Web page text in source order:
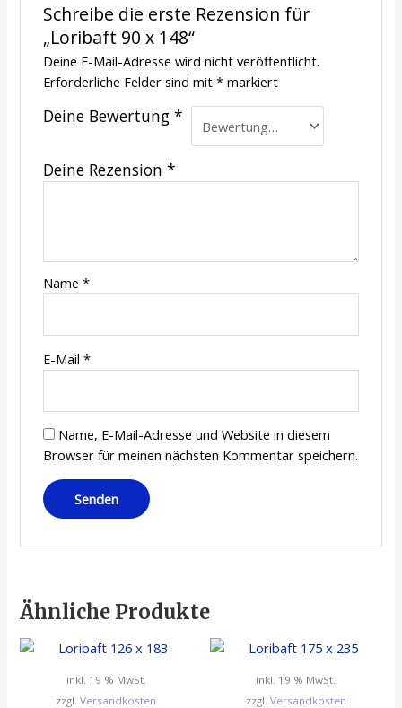
Schreibe die erste Rezension für
„Loribaft 90 x 148“
Deine E-Mail-Adresse wird nicht veröffentlicht.
Erforderliche Felder sind mit *markiert
Deine Bewertung *
Deine Rezension *
Name *
E-Mail *
Name, E-Mail-Adresse und Website in diesem
Browser für meinen nächsten Kommentar speichern.
Ähnliche Produkte
inkl. 19 % MwSt.
zzgl.Versandkosten
inkl. 19 % MwSt.
zzgl. Versandkosten